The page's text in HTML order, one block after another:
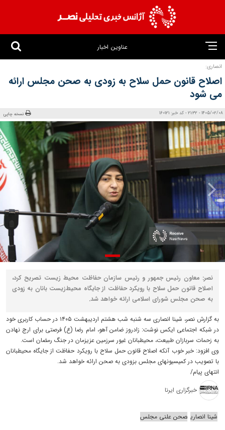
عناوین اخبار
انصاری:
اصلاح قانون حمل سلاح به زودی به صحن مجلس ارائه
می شود
1405/02/08 - 21:32 - کد خبر: 160121 نسخه چاپی
نصر: معاون رئیس جمهور و رئیس سازمان حفاظت محیط زیست تصریح کرد،
اصلاح قانون حمل سلاح با رویکرد حفاظت از جایگاه محیط‌زیست بانان به زودی
به صحن مجلس شورای اسلامی ارائه خواهد شد.
به گزارش نصر، شینا انصاری سه شنبه شب هشتم اردیبهشت ۱۴۰۵ در حساب کاربری خود
در شبکه اجتماعی ایکس نوشت: ‌زادروز ضامن آهو، امام رضا (ع) فرصتی برای ارج نهادن
به زحمات سربازان طبیعت، محیطبانان غیور سرزمین عزیزمان در جنگ رمضان است.
وی افزود: ‌خبر خوب آنکه اصلاح قانون حمل سلاح با رویکرد حفاظت از جایگاه محیطبانان
با تصویب در کمیسیونهای مجلس بزودی به صحن ارائه خواهد شد.
انتهای پیام/
خبرگزاری ایرنا
شینا انصاری صحن علنی مجلس